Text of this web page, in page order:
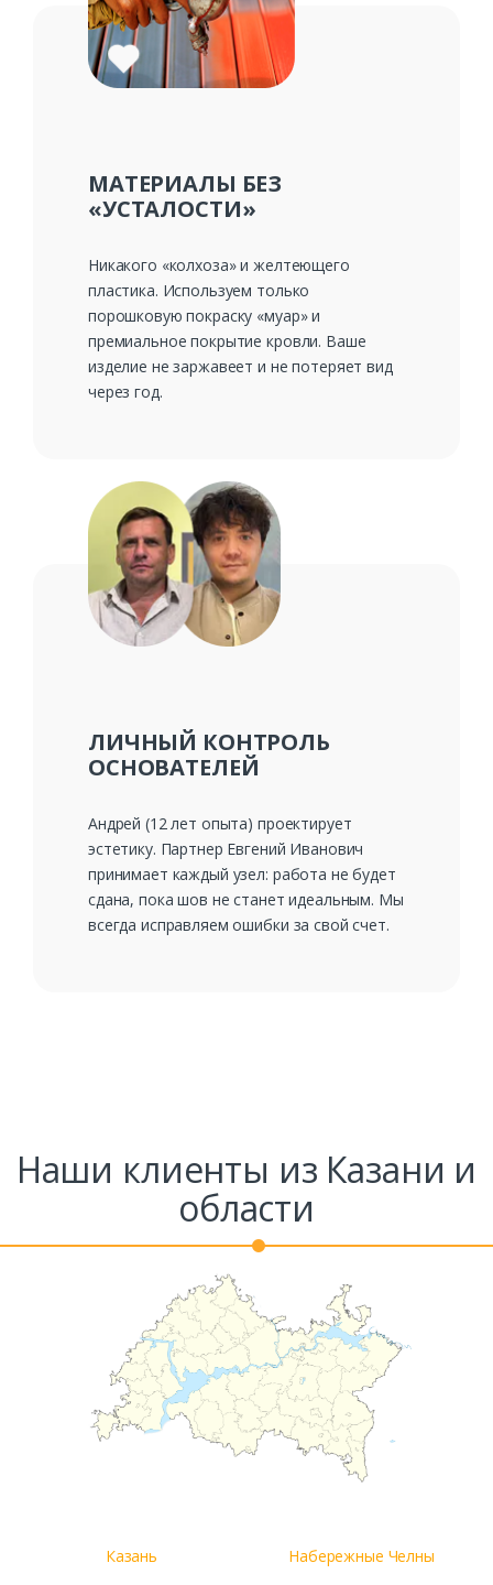
МАТЕРИАЛЫ БЕЗ
«УСТАЛОСТИ»
Никакого «колхоза» и желтеющего
пластика. Используем только
порошковую покраску «муар» и
премиальное покрытие кровли. Ваше
изделие не заржавеет и не потеряет вид
через год.
ЛИЧНЫЙ КОНТРОЛЬ
ОСНОВАТЕЛЕЙ
Андрей (12 лет опыта) проектирует
эстетику. Партнер Евгений Иванович
принимает каждый узел: работа не будет
сдана, пока шов не станет идеальным. Мы
всегда исправляем ошибки за свой счет.
Наши клиенты из Казани и
области
Казань Набережные Челны